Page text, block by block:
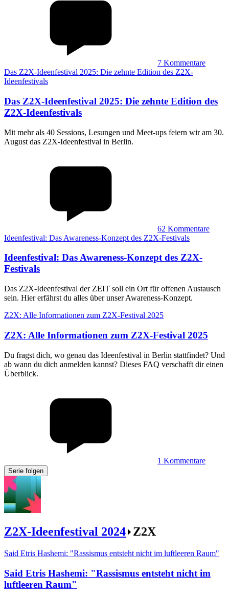
7 Kommentare
Das Z2X-Ideenfestival 2025: Die zehnte Edition des Z2X-
Ideenfestivals
Das Z2X-Ideenfestival 2025: Die zehnte Edition des
Z2X-Ideenfestivals
Mit mehr als 40 Sessions, Lesungen und Meet-ups feiern wir am 30.
August das Z2X-Ideenfestival in Berlin.
62 Kommentare
Ideenfestival: Das Awareness-Konzept des Z2X-Festivals
Ideenfestival: Das Awareness-Konzept des Z2X-
Festivals
Das Z2X-Ideenfestival der ZEIT soll ein Ort für offenen Austausch
sein. Hier erfährst du alles über unser Awareness-Konzept.
Z2X: Alle Informationen zum Z2X-Festival 2025
Z2X: Alle Informationen zum Z2X-Festival 2025
Du fragst dich, wo genau das Ideenfestival in Berlin stattfindet? Und
ab wann du dich anmelden kannst? Dieses FAQ verschafft dir einen
Überblick.
1 Kommentare
Serie folgen
Z2X-Ideenfestival 2024 Z2X
Said Etris Hashemi: "Rassismus entsteht nicht im luftleeren Raum"
Said Etris Hashemi: "Rassismus entsteht nicht im
luftleeren Raum"